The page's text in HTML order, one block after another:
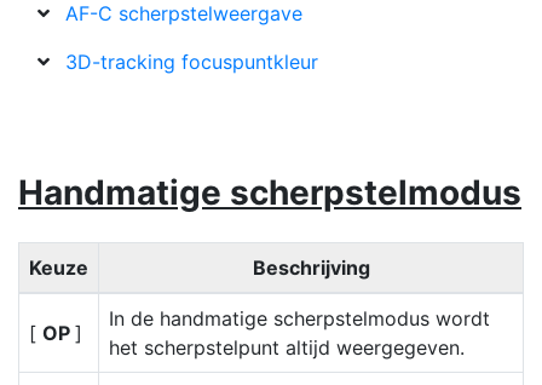
AF-C scherpstelweergave
3D-tracking focuspuntkleur
Handmatige scherpstelmodus
Keuze Beschrijving
[ OP ]
In de handmatige scherpstelmodus wordt
het scherpstelpunt altijd weergegeven.